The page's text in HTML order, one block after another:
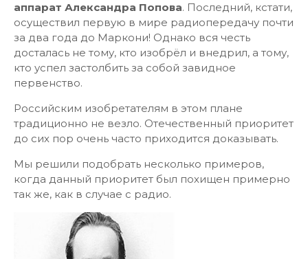
аппарат Александра Попова. Последний, кстати,
осуществил первую в мире радиопередачу почти
за два года до Маркони! Однако вся честь
досталась не тому, кто изобрёл и внедрил, а тому,
кто успел застолбить за собой завидное
первенство.
Россий­ским изобретателям в этом плане
традиционно не везло. Отечественный приоритет
до сих пор очень часто приходится доказывать.
Мы решили подобрать несколько примеров,
когда данный приоритет был похищен примерно
так же, как в случае с радио.